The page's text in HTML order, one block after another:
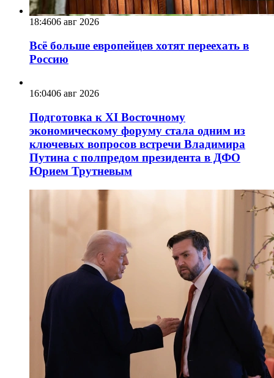
18:4606 авг 2026
Всё больше европейцев хотят переехать в
Россию
16:0406 авг 2026
Подготовка к XI Восточному
экономическому форуму стала одним из
ключевых вопросов встречи Владимира
Путина с полпредом президента в ДФО
Юрием Трутневым